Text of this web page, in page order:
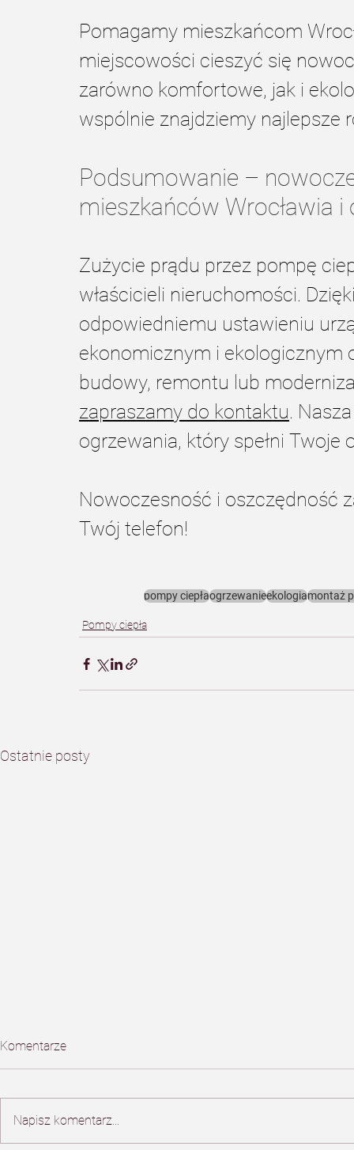
Pomagamy mieszkańcom
miejscowości cieszyć się
zarówno komfortowe, jak i
wspólnie znajdziemy najlepsze
Podsumowanie –
mieszkańców Wrocławia i
Zużycie prądu przez pompę
właścicieli nieruchomości.
odpowiedniemu ustawieniu
ekonomicznym i ekologicznym
budowy, remontu lub
zapraszamy do kontaktu.
ogrzewania, który spełni Twoje
Nowoczesność i oszczędność
Twój telefon!
pompy ciepłaogrzewanieekologiamontaż
Pompy ciepła
Ostatnie posty
Komentarze
Napisz komentarz...